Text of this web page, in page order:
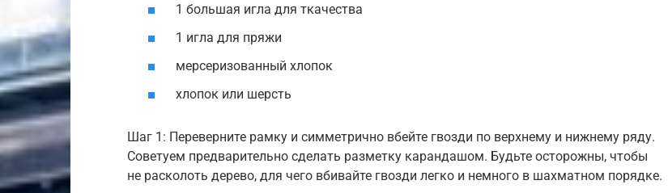
1 большая игла для ткачества
1 игла для пряжи
мерсеризованный хлопок
хлопок или шерсть
Шаг 1: Переверните рамку и симметрично вбейте гвозди по верхнему и нижнему ряду.
Советуем предварительно сделать разметку карандашом. Будьте осторожны, чтобы
не расколоть дерево, для чего вбивайте гвозди легко и немного в шахматном порядке.